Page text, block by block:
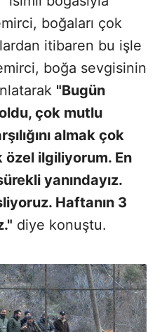
boğaları çok
itibaren bu işle
boğa sevgisinin
"Bugün
çok mutlu
almak çok
özel ilgiliyorum. En
yanındayız.
Haftanın 3
diye konuştu.